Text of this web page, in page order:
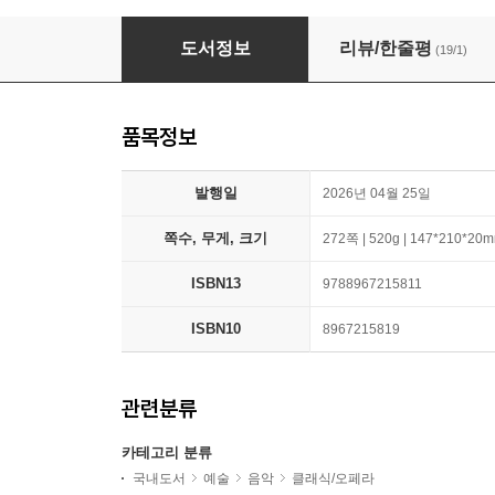
귀 열어, 클래식 들어간다
도서정보 리뷰/한줄평 (19/1)
품목정보
발행일 2026년 04월 25일
쪽수, 무게, 크기 272쪽 | 520g |
ISBN13 9788967215811
ISBN10 8967215819
관련분류
카테고리 분류
국내도서 예술 음악 클래식/오페라